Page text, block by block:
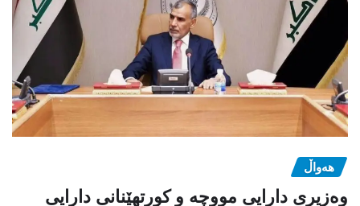
هەواڵ
وەزیری دارایی مووچە و کورتهێنانی دارایی